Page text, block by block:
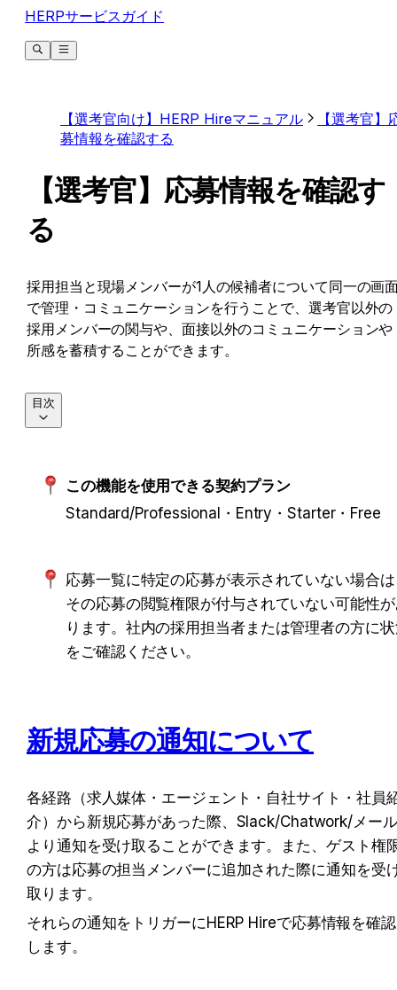
HERPサービスガイド
【選考官向け】HERP Hireマニュアル
【選考官】
募情報を確認する
【選考官】応募情報を確認す
る
採用担当と現場メンバーが1人の候補者について同一の画
で管理・コミュニケーションを行うことで、選考官以外の
採用メンバーの関与や、面接以外のコミュニケーションや
所感を蓄積することができます。
この機能を使用できる契約プラン
Standard/Professional・Entry・Starter・Free
応募一覧に特定の応募が表示されていない場合
その応募の閲覧権限が付与されていない可能性
ります。社内の採用担当者または管理者の方に
をご確認ください。
新規応募の通知について
各経路（求人媒体・エージェント・自社サイト・社員
介）から新規応募があった際、Slack/Chatwork/メール
より通知を受け取ることができます。また、ゲスト権
の方は応募の担当メンバーに追加された際に通知を受
取ります。
それらの通知をトリガーにHERP Hireで応募情報を確認
します。
目次